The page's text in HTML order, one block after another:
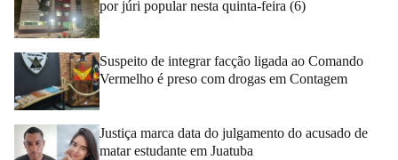
por júri popular nesta quinta-feira (6)
Suspeito de integrar facção ligada ao Comando
Vermelho é preso com drogas em Contagem
Justiça marca data do julgamento do acusado de
matar estudante em Juatuba